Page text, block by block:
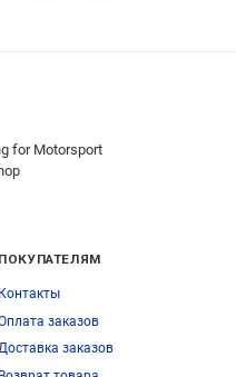
for Motorsport
ПОКУПАТЕЛЯМ
Контакты
заказов
заказов